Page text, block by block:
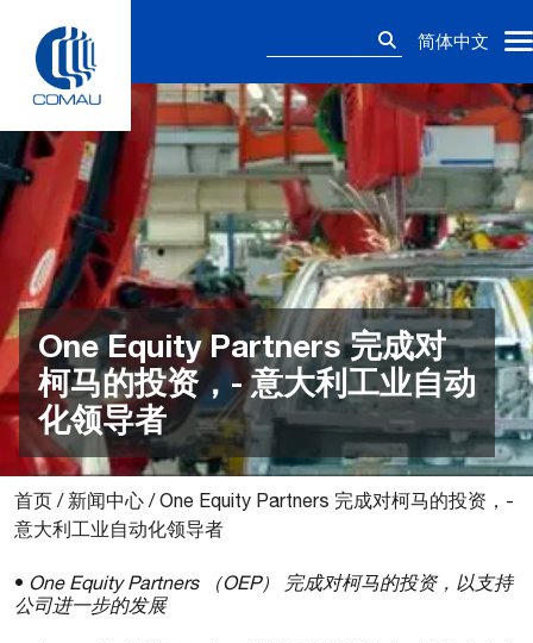
content
简体中文
One Equity Partners 完成对
柯马的投资，- 意大利工业自动
化领导者
首页 / 新闻中心 /One Equity Partners 完成对柯马的投资，-
意大利工业自动化领导者
• One Equity Partners （OEP） 完成对柯马的投资，以支持
公司进一步的发展